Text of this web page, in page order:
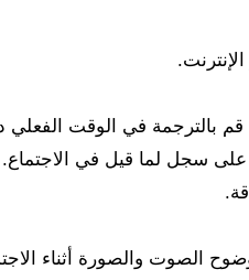
قم بالترجمة في الوقت
سجل لما قيل في الاجتماع.
الصوت والصورة أثناء